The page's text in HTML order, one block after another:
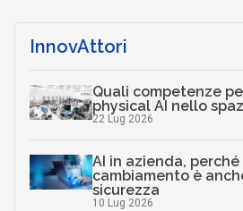
InnovAttori
Quali competenze
physical AI nello
22 Lug 2026
AI in azienda,
cambiamento è
sicurezza
10 Lug 2026